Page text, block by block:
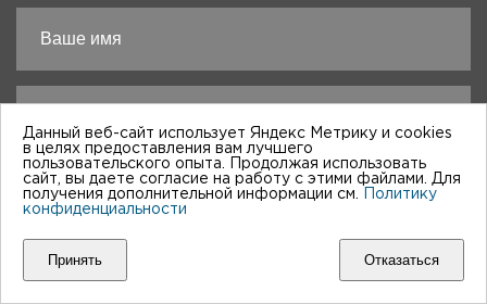
Заполняя форму вы соглашаетесь на
обработку
персональных данных
Данный веб-сайт использует Яндекс Метрику и cookies
в целях предоставления вам лучшего
пользовательского опыта. Продолжая использовать
сайт, вы даете согласие на работу с этими файлами. Для
получения дополнительной информации см.
Политику
конфиденциальности
Принять Отказаться